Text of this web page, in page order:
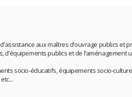
aux maîtres d’ouvrage publics et
publics et de l’aménagement
socio-éducatifs, équipements socio-